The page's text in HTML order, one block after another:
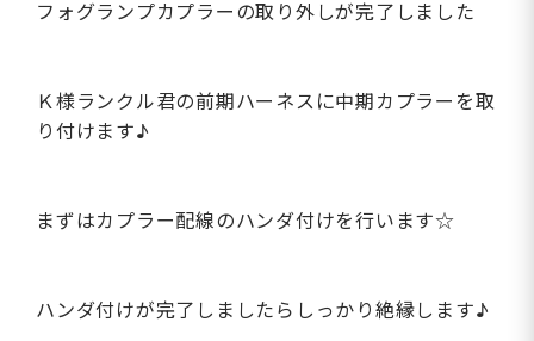
フォグランプカプラーの取り外しが完了しました
Ｋ様ランクル君の前期ハーネスに中期カプラーを取
り付けます♪
まずはカプラー配線のハンダ付けを行います☆
ハンダ付けが完了しましたらしっかり絶縁します♪